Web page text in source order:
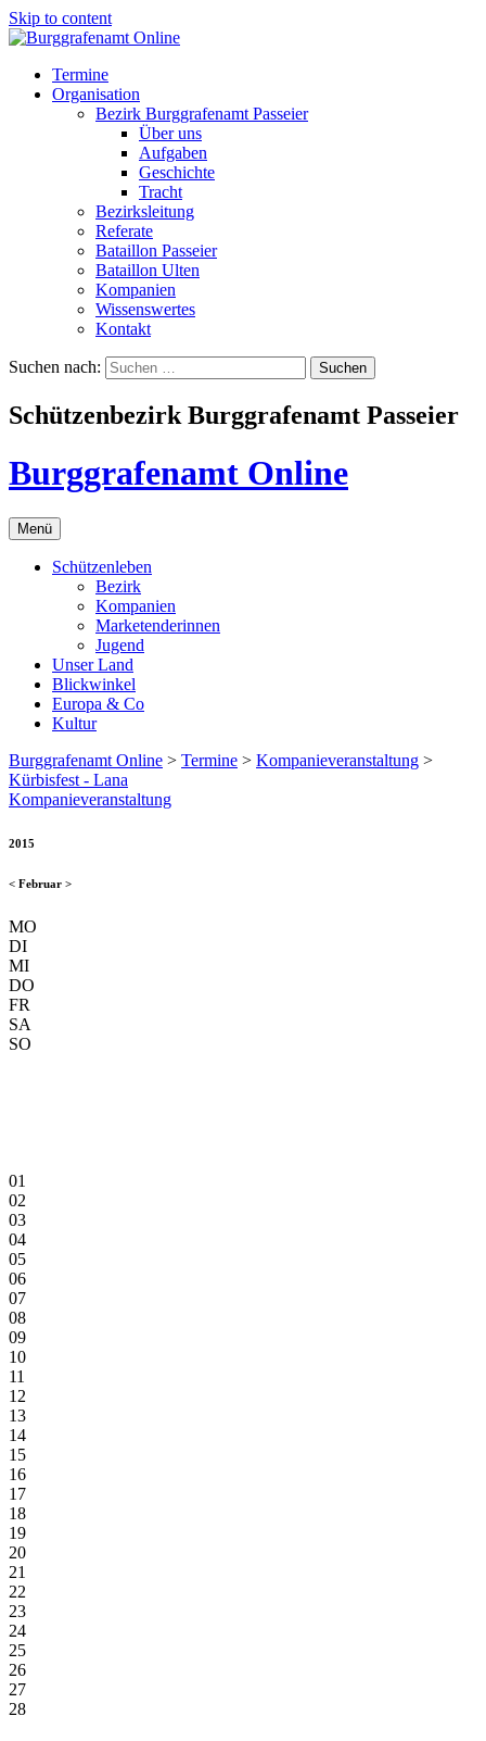
Skip to content
Termine
Organisation
Bezirk Burggrafenamt Passeier
Über uns
Aufgaben
Geschichte
Tracht
Bezirksleitung
Referate
Bataillon Passeier
Bataillon Ulten
Kompanien
Wissenswertes
Kontakt
Suchen nach:
Schützenbezirk Burggrafenamt Passeier
Burggrafenamt Online
Menü
Schützenleben
Bezirk
Kompanien
Marketenderinnen
Jugend
Unser Land
Blickwinkel
Europa & Co
Kultur
Burggrafenamt Online > Termine > Kompanieveranstaltung >
Kürbisfest - Lana
Kompanieveranstaltung
2015
< Februar >
MO
DI
MI
DO
FR
SA
SO
01
02
03
04
05
06
07
08
09
10
11
12
13
14
15
16
17
18
19
20
21
22
23
24
25
26
27
28